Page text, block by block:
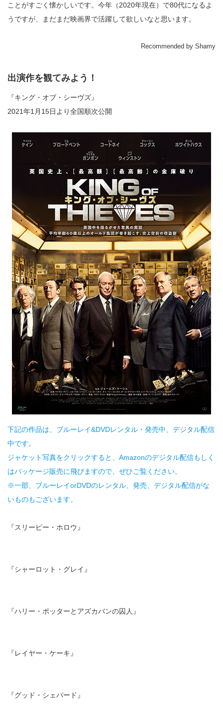
ことがすごく懐かしいです。今年（2020年現在）で80代になるよ
うですが、まだまだ映画界で活躍して欲しいなと思います。
Recommended by Shamy
出演作を観てみよう！
『キング・オブ・シーヴズ』
2021年1月15日より全国順次公開
下記の作品は、ブルーレイ&DVDレンタル・発売中、デジタル配信
中です。
ジャケット写真をクリックすると、Amazonのデジタル配信もしく
はパッケージ販売に飛びますので、ぜひご覧ください。
※一部、ブルーレイorDVDのレンタル、発売、デジタル配信がな
いものもございます。
『スリーピー・ホロウ』
『シャーロット・グレイ』
『ハリー・ポッターとアズカバンの囚人』
『レイヤー・ケーキ』
『グッド・シェパード』